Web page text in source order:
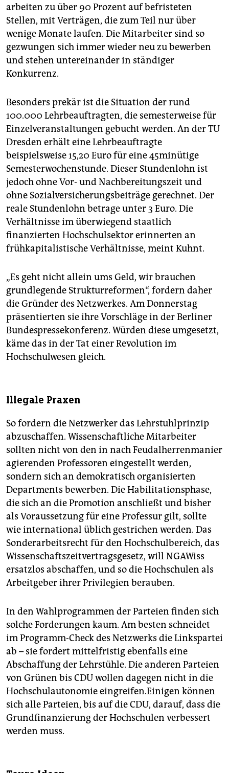
arbeiten zu über 90 Prozent auf befristeten
Stellen, mit Verträgen, die zum Teil nur über
wenige Monate laufen. Die Mitarbeiter sind so
gezwungen sich immer wieder neu zu bewerben
und stehen untereinander in ständiger
Konkurrenz.
Besonders prekär ist die Situation der rund
100.000 Lehrbeauftragten, die semesterweise für
Einzelveranstaltungen gebucht werden. An der TU
Dresden erhält eine Lehrbeauftragte
beispielsweise 15,20 Euro für eine 45minütige
Semesterwochenstunde. Dieser Stundenlohn ist
jedoch ohne Vor- und Nachbereitungszeit und
ohne Sozialversicherungsbeiträge gerechnet. Der
reale Stundenlohn betrage unter 3 Euro. Die
Verhältnisse im überwiegend staatlich
finanzierten Hochschulsektor erinnerten an
frühkapitalistische Verhältnisse, meint Kuhnt.
„Es geht nicht allein ums Geld, wir brauchen
grundlegende Strukturreformen“, fordern daher
die Gründer des Netzwerkes. Am Donnerstag
präsentierten sie ihre Vorschläge in der Berliner
Bundespressekonferenz. Würden diese umgesetzt,
käme das in der Tat einer Revolution im
Hochschulwesen gleich.
Illegale Praxen
So fordern die Netzwerker das Lehrstuhlprinzip
abzuschaffen. Wissenschaftliche Mitarbeiter
sollten nicht von den in nach Feudalherrenmanier
agierenden Professoren eingestellt werden,
sondern sich an demokratisch organisierten
Departments bewerben. Die Habilitationsphase,
die sich an die Promotion anschließt und bisher
als Voraussetzung für eine Professur gilt, sollte
wie international üblich gestrichen werden. Das
Sonderarbeitsrecht für den Hochschulbereich, das
Wissenschaftszeitvertragsgesetz, will NGAWiss
ersatzlos abschaffen, und so die Hochschulen als
Arbeitgeber ihrer Privilegien berauben.
In den Wahlprogrammen der Parteien finden sich
solche Forderungen kaum. Am besten schneidet
im Programm-Check des Netzwerks die Linkspartei
ab – sie fordert mittelfristig ebenfalls eine
Abschaffung der Lehrstühle. Die anderen Parteien
von Grünen bis CDU wollen dagegen nicht in die
Hochschulautonomie eingreifen.Einigen können
sich alle Parteien, bis auf die CDU, darauf, dass die
Grundfinanzierung der Hochschulen verbessert
werden muss.